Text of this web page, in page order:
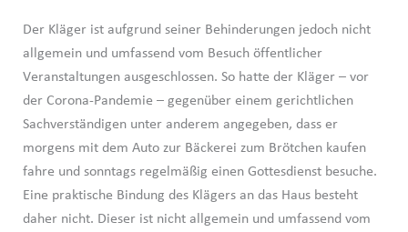
Der Kläger ist aufgrund seiner Behinderungen jedoch nicht
allgemein und umfassend vom Besuch öffentlicher
Veranstaltungen ausgeschlossen. So hatte der Kläger – vor
der Corona-Pandemie – gegenüber einem gerichtlichen
Sachverständigen unter anderem angegeben, dass er
morgens mit dem Auto zur Bäckerei zum Brötchen kaufen
fahre und sonntags regelmäßig einen Gottesdienst besuche.
Eine praktische Bindung des Klägers an das Haus besteht
daher nicht. Dieser ist nicht allgemein und umfassend vom